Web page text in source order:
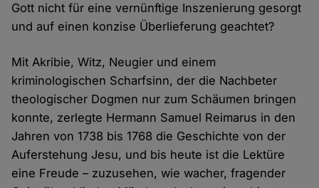
Gott nicht für eine vernünftige Inszenierung gesorgt
und auf einen konzise Überlieferung geachtet?
Mit Akribie, Witz, Neugier und einem
kriminologischen Scharfsinn, der die Nachbeter
theologischer Dogmen nur zum Schäumen bringen
konnte, zerlegte Hermann Samuel Reimarus in den
Jahren von 1738 bis 1768 die Geschichte von der
Auferstehung Jesu, und bis heute ist die Lektüre
eine Freude – zuzusehen, wie wacher, fragender